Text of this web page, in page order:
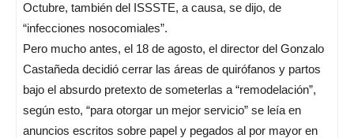
Octubre, también del ISSSTE, a causa, se dijo, de
“infecciones nosocomiales”.
Pero mucho antes, el 18 de agosto, el director del Gonzalo
Castañeda decidió cerrar las áreas de quirófanos y partos
bajo el absurdo pretexto de someterlas a “remodelación”,
según esto, “para otorgar un mejor servicio” se leía en
anuncios escritos sobre papel y pegados al por mayor en